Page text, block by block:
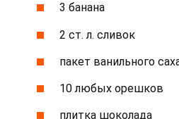
3 банана
2 ст. л. сливок
пакет ванильного
10 любых орешков
плитка шоколада